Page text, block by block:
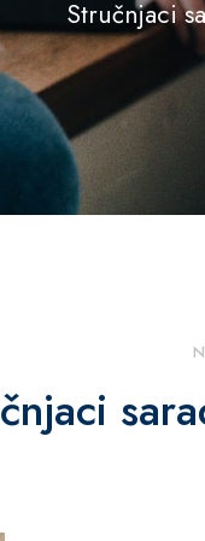
Stručnjaci